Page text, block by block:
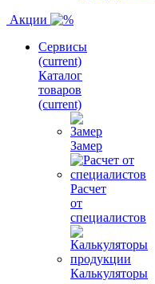
Акции
Сервисы
(current)
Каталог
товаров
(current)
Замер
Расчет
от
специалистов
Калькуляторы